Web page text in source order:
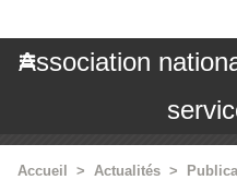
Association
Accueil > Actualités >